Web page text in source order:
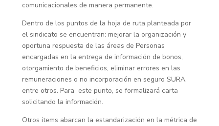
comunicacionales de manera permanente.
Dentro de los puntos de la hoja de ruta planteada por
el sindicato se encuentran: mejorar la organización y
oportuna respuesta de las áreas de Personas
encargadas en la entrega de información de bonos,
otorgamiento de beneficios, eliminar errores en las
remuneraciones o no incorporación en seguro SURA,
entre otros. Para este punto, se formalizará carta
solicitando la información.
Otros ítems abarcan la estandarización en la métrica de